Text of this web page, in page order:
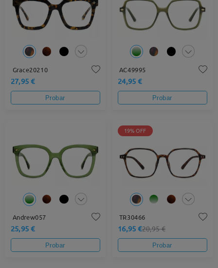
Grace20210
27,95 €
Probar
AC49995
24,95 €
Probar
Andrew057
25,95 €
Probar
19% OFF
TR30466
16,95 €20,95 €
Probar